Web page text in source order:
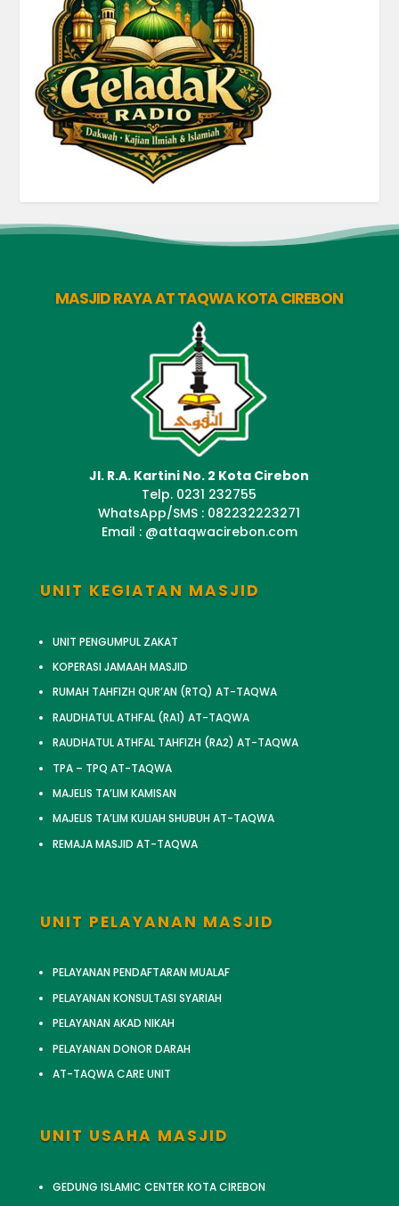
MASJID RAYA AT TAQWA KOTA CIREBON
Jl. R.A. Kartini No. 2 Kota Cirebon
Telp. 0231 232755
WhatsApp/SMS : 082232223271
Email : @attaqwacirebon.com
UNIT KEGIATAN MASJID
UNIT PENGUMPUL ZAKAT
KOPERASI JAMAAH MASJID
RUMAH TAHFIZH QUR’AN (RTQ) AT-TAQWA
RAUDHATUL ATHFAL (RA1) AT-TAQWA
RAUDHATUL ATHFAL TAHFIZH (RA2) AT-TAQWA
TPA – TPQ AT-TAQWA
MAJELIS TA’LIM KAMISAN
MAJELIS TA’LIM KULIAH SHUBUH AT-TAQWA
REMAJA MASJID AT-TAQWA
UNIT PELAYANAN MASJID
PELAYANAN PENDAFTARAN MUALAF
PELAYANAN KONSULTASI SYARIAH
PELAYANAN AKAD NIKAH
PELAYANAN DONOR DARAH
AT-TAQWA CARE UNIT
UNIT USAHA MASJID
GEDUNG ISLAMIC CENTER KOTA CIREBON